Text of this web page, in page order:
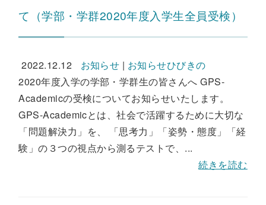
て（学部・学群2020年度入学生全員受検）
2022.12.12 お知らせ | お知らせひびきの
2020年度入学の学部・学群生の皆さんへ GPS-
Academicの受検についてお知らせいたします。
GPS-Academicとは、社会で活躍するために大切な
「問題解決力」を、 「思考力」「姿勢・態度」「経
験」の３つの視点から測るテストで、...
続きを読む